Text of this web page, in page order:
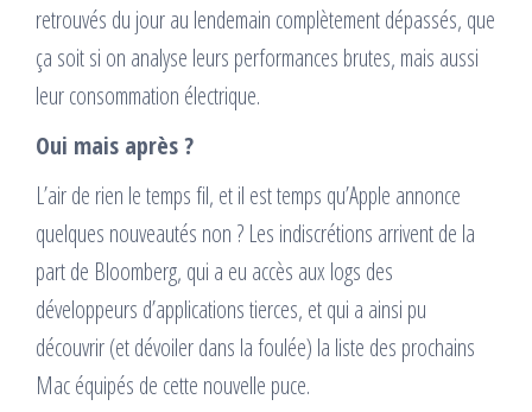
retrouvés du jour au lendemain complètement dépassés, que
ça soit si on analyse leurs performances brutes, mais aussi
leur consommation électrique.
Oui mais après ?
L’air de rien le temps fil, et il est temps qu’Apple annonce
quelques nouveautés non ? Les indiscrétions arrivent de la
part de Bloomberg, qui a eu accès aux logs des
développeurs d’applications tierces, et qui a ainsi pu
découvrir (et dévoiler dans la foulée) la liste des prochains
Mac équipés de cette nouvelle puce.